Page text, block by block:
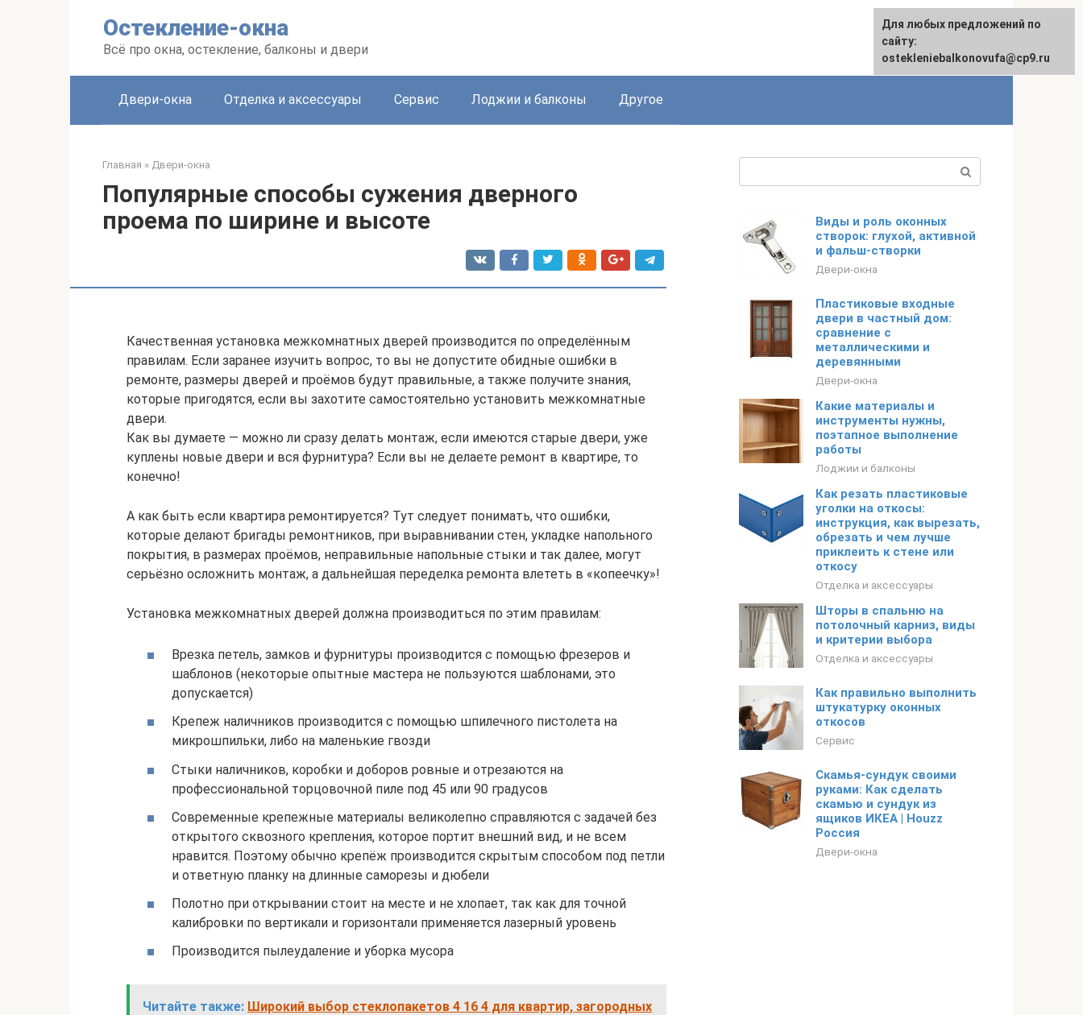
Остекление-окна
Всё про окна, остекление, балконы и двери
Двери-окна Отделка и аксессуары Сервис Лоджии и балконы Другое
Главная » Двери-окна
Популярные способы сужения дверного
проема по ширине и высоте
Качественная установка межкомнатных дверей производится по определённым
правилам. Если заранее изучить вопрос, то вы не допустите обидные ошибки в
ремонте, размеры дверей и проёмов будут правильные, а также получите знания,
которые пригодятся, если вы захотите самостоятельно установить межкомнатные
двери.
Как вы думаете — можно ли сразу делать монтаж, если имеются старые двери, уже
куплены новые двери и вся фурнитура? Если вы не делаете ремонт в квартире, то
конечно!
А как быть если квартира ремонтируется? Тут следует понимать, что ошибки,
которые делают бригады ремонтников, при выравнивании стен, укладке напольного
покрытия, в размерах проёмов, неправильные напольные стыки и так далее, могут
серьёзно осложнить монтаж, а дальнейшая переделка ремонта влететь в «копеечку»!
Установка межкомнатных дверей должна производиться по этим правилам:
Врезка петель, замков и фурнитуры производится с помощью фрезеров и
шаблонов (некоторые опытные мастера не пользуются шаблонами, это
допускается)
Крепеж наличников производится с помощью шпилечного пистолета на
микрошпильки, либо на маленькие гвозди
Стыки наличников, коробки и доборов ровные и отрезаются на
профессиональной торцовочной пиле под 45 или 90 градусов
Современные крепежные материалы великолепно справляются с задачей без
открытого сквозного крепления, которое портит внешний вид, и не всем
нравится. Поэтому обычно крепёж производится скрытым способом под петли
и ответную планку на длинные саморезы и дюбели
Полотно при открывании стоит на месте и не хлопает, так как для точной
калибровки по вертикали и горизонтали применяется лазерный уровень
Производится пылеудаление и уборка мусора
Читайте также: Широкий выбор стеклопакетов 4 16 4 для квартир, загородных
Виды и роль оконных
створок: глухой, активной
и фальш-створки
Двери-окна
Пластиковые входные
двери в частный дом:
сравнение с
металлическими и
деревянными
Двери-окна
Какие материалы и
инструменты нужны,
поэтапное выполнение
работы
Лоджии и балконы
Как резать пластиковые
уголки на откосы:
инструкция, как вырезать,
обрезать и чем лучше
приклеить к стене или
откосу
Отделка и аксессуары
Шторы в спальню на
потолочный карниз, виды
и критерии выбора
Отделка и аксессуары
Как правильно выполнить
штукатурку оконных
откосов
Сервис
Скамья-сундук своими
руками: Как сделать
скамью и сундук из
ящиков ИКЕА | Houzz
Россия
Двери-окна
Для любых предложений по
сайту:
ostekleniebalkonovufa@cp9.ru